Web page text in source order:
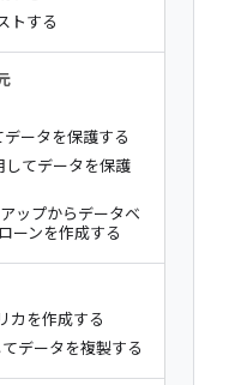
トする
ータを保護する
してデータを保護
ップからデータベ
ーンを作成する
カを作成する
データを複製する